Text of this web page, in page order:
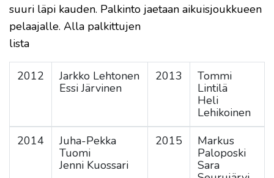
suuri läpi kauden. Palkinto jaetaan aikuisjoukkueen
pelaajalle. Alla palkittujen
lista
2012
Jarkko Lehtonen
Essi Järvinen
2013
Tommi
Lintilä
Heli
Lehikoinen
2014
Juha-Pekka
Tuomi
Jenni Kuossari
2015
Markus
Paloposki
Sara